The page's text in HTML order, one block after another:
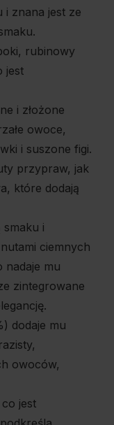
i znana jest ze
rubinowy
jest
i złożone
owoce,
i suszone figi.
przypraw, jak
które dodają
smaku i
ciemnych
nadaje mu
zintegrowane
dodaje mu
owoców,
jest